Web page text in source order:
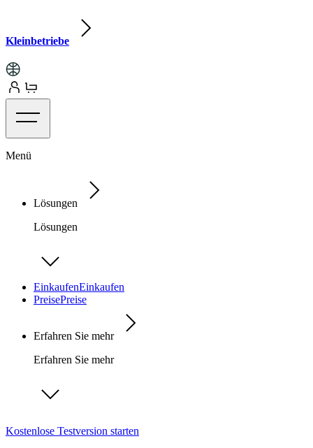
Kleinbetriebe
Menü
Lösungen
Lösungen
EinkaufenEinkaufen
PreisePreise
Erfahren Sie mehr
Erfahren Sie mehr
Kostenlose Testversion starten